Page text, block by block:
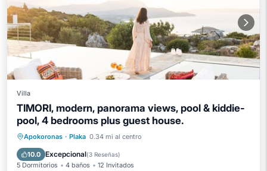
Villa
TIMORI, modern, panorama views, pool & kiddie-
pool, 4 bedrooms plus guest house.
Apokoronas · Plaka 0.34 mi al centro
10.0 Excepcional(3 Reseñas)
5 Dormitorios 4 baños 12 Invitados
Piscina privada
Frente al mar
Aparcamiento